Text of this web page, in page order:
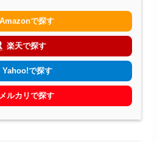
Amazonで探す
楽天で探す
Yahoo!で探す
メルカリで探す